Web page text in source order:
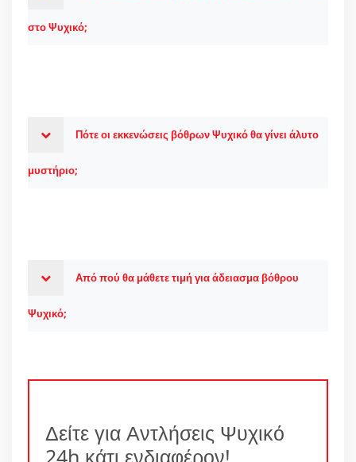
στο Ψυχικό;
Πότε οι εκκενώσεις βόθρων Ψυχικό θα γίνει άλυτο
μυστήριο;
Από πού θα μάθετε τιμή για άδειασμα βόθρου
Ψυχικό;
Δείτε για Αντλήσεις Ψυχικό